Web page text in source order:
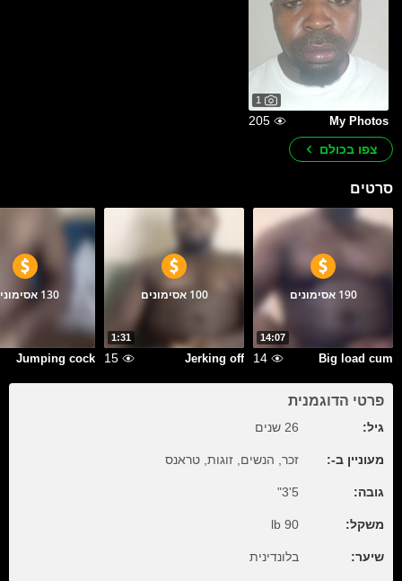
1
My Photos
205
צפו בכולם
סרטים
14:07
190 אסימונים
Big load cum
14
1:31
100 אסימונים
Jerking off
15
130 אסימונים
Jumping cock
פרטי הדוגמנית
גיל: 26 שנים
מעוניין ב-: זכר, הנשים, זוגות, טראנס
גובה: 5'3"
משקל: 90 lb
שיער: בלונדינית